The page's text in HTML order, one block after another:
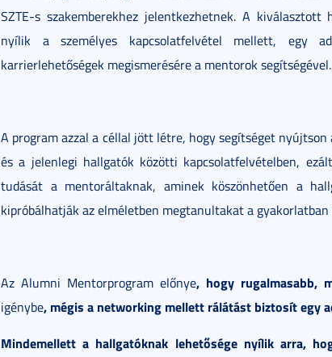
SZTE-s szakemberekhez jelentkezhetnek. A
nyílik a személyes kapcsolatfelvétel mellett, egy
karrierlehetőségek megismerésére a mentorok segítségével.
A program azzal a céllal jött létre, hogy segítséget
és a jelenlegi hallgatók közötti kapcsolatfelvételben,
tudását a mentoráltaknak, aminek köszönhetően a
kipróbálhatják az elméletben megtanultakat a gyakorlatban
Az Alumni Mentorprogram előnye, hogy rugalmasabb,
igénybe, mégis a networking mellett rálátást biztosít egy
Mindemellett a hallgatóknak lehetősége nyílik arra,